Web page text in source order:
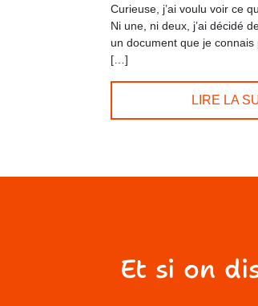
Curieuse, j’ai voulu voir ce
Ni une, ni deux, j’ai décidé
un document que je
[…]
LIRE LA
Et si on